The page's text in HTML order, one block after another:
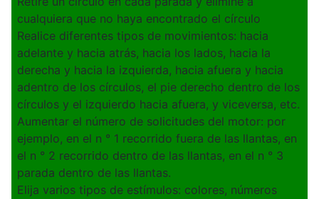
cualquiera que no haya encontrado el círculo
Realice diferentes tipos de movimientos: hacia
adelante y hacia atrás, hacia los lados, hacia la
derecha y hacia la izquierda, hacia afuera y hacia
adentro de los círculos, el pie derecho dentro de los
círculos y el izquierdo hacia afuera, y viceversa, etc.
Aumentar el número de solicitudes del motor: por
ejemplo, en el n ° 1 recorrido fuera de las llantas, en
el n ° 2 recorrido dentro de las llantas, en el n ° 3
parada dentro de las llantas.
Elija varios tipos de estímulos: colores, números